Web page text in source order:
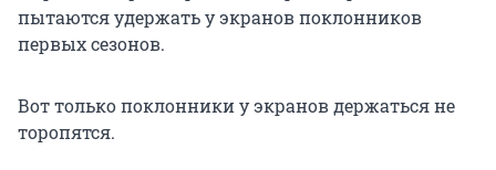
пытаются удержать у экранов поклонников
первых сезонов.
Вот только поклонники у экранов держаться не
торопятся.